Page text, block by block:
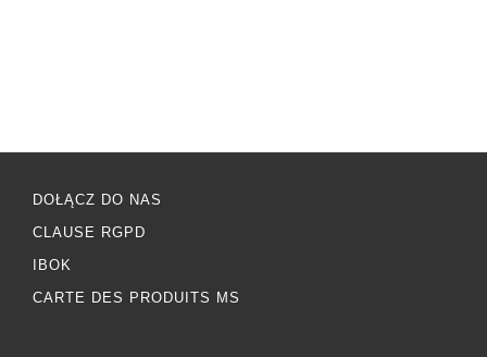
DOŁĄCZ DO NAS
CLAUSE RGPD
IBOK
CARTE DES PRODUITS MS